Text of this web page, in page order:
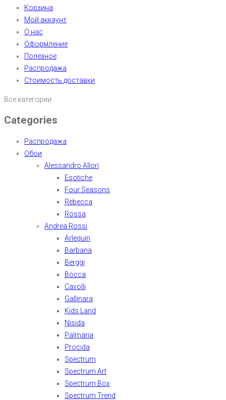
Корзина
Мой аккаунт
О нас
Оформление
Полезное
Распродажа
Стоимость доставки
Все категории
Categories
Распродажа
Обои
Alessandro Allori
Esotiche
Four Seasons
Rebecca
Rossa
Andrea Rossi
Arlequin
Barbana
Berggi
Bocca
Cavolli
Gallinara
Kids Land
Nisida
Palmaria
Procida
Spectrum
Spectrum Art
Spectrum Box
Spectrum Trend